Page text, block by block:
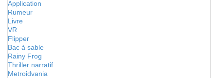
Application
Rumeur
Livre
VR
Flipper
Bac à sable
Rainy Frog
Thriller narratif
Metroidvania